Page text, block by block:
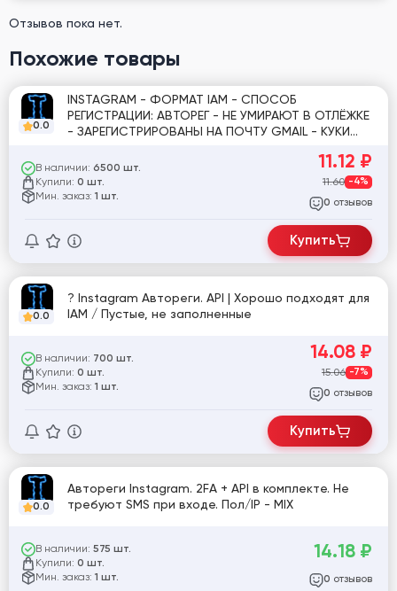
Отзывов пока нет.
Похожие товары
0.0
INSTAGRAM - ФОРМАТ IAM - СПОСОБ
РЕГИСТРАЦИИ: АВТОРЕГ - НЕ УМИРАЮТ В ОТЛЁЖКЕ
- ЗАРЕГИСТРИРОВАНЫ НА ПОЧТУ GMAIL - КУКИ
В наличии: 6500 шт.
Купили: 0 шт.
Мин. заказ: 1 шт.
11.12 ₽
11.60 -4%
0 отзывов
Купить
0.0
? Instagram Автореги. API | Хорошо подходят для
IAM / Пустые, не заполненные
В наличии: 700 шт.
Купили: 0 шт.
Мин. заказ: 1 шт.
14.08 ₽
15.06 -7%
0 отзывов
Купить
0.0
Автореги Instagram. 2FA + API в комплекте. Не
требуют SMS при входе. Пол/IP - MIX
В наличии: 575 шт.
Купили: 0 шт.
Мин. заказ: 1 шт.
14.18 ₽
0 отзывов